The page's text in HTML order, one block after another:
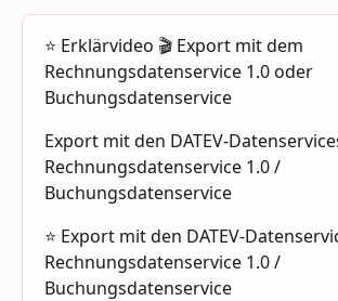
⭐️ Erklärvideo 🎬 Export mit dem
Rechnungsdatenservice 1.0 oder
Buchungsdatenservice
Export mit den DATEV-
Rechnungsdatenservice 1.0 /
Buchungsdatenservice
⭐ Export mit den DATEV-
Rechnungsdatenservice 1.0 /
Buchungsdatenservice